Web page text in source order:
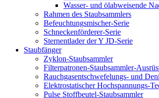
Wasser- und ölabweisende
Rahmen des Staubsammlers
Befeuchtungsmischer-Serie
Schneckenförderer-Serie
Sternentlader der Y JD-Serie
Staubfänger
Zyklon-Staubsammler
Filterpatronen-Staubsammler-
Rauchgasentschwefelungs- und
Elektrostatischer Hochspannungs-
Pulse Stoffbeutel-Staubsammler